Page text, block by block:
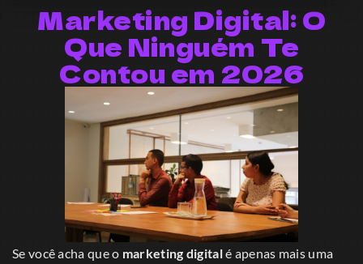
Marketing Digital: O
Que Ninguém Te
Contou em 2026
Se você acha que o marketing digitalé apenas mais uma